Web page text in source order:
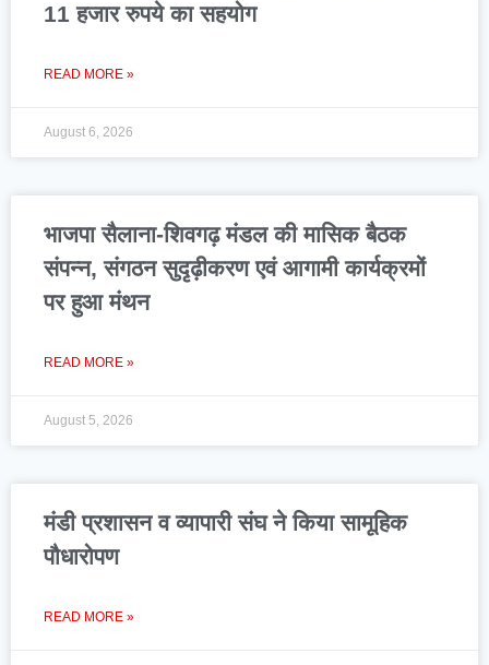
11 हजार रुपये का सहयोग
READ MORE »
August 6, 2026
भाजपा सैलाना-शिवगढ़ मंडल की मासिक बैठक
संपन्न, संगठन सुदृढ़ीकरण एवं आगामी कार्यक्रमों
पर हुआ मंथन
READ MORE »
August 5, 2026
मंडी प्रशासन व व्यापारी संघ ने किया सामूहिक
पौधारोपण
READ MORE »